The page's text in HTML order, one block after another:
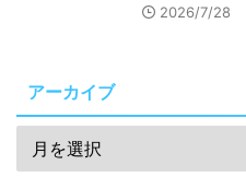
2026/7/28
アーカイブ